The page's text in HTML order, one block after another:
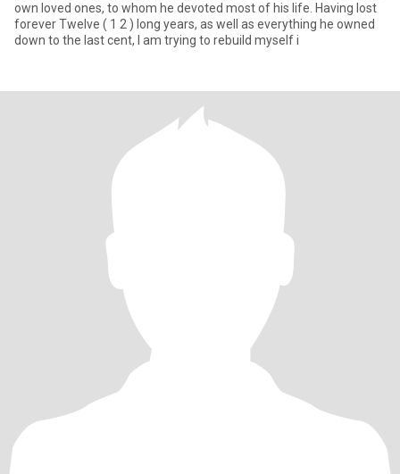
own loved ones, to whom he devoted most of his life. Having lost
forever Twelve ( 1 2 ) long years, as well as everything he owned
down to the last cent, I am trying to rebuild myself i